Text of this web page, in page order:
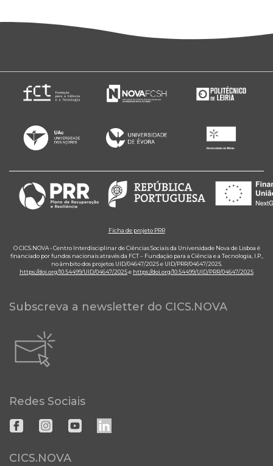
Ficha de projeto PRR
O CICS.NOVA - Centro Interdisciplinar de Ciências Sociais da Universidade Nova de Lisboa é
financiado por fundos nacionais através da FCT – Fundação para a Ciência e a Tecnologia, I.P.,
no âmbito dos projetos UID/04647/2025 e UID/PRR/04647/2025.
https://doi.org/10.54499/UID/04647/2025e https://doi.org/10.54499/UID/PRR/04647/2025
Subscreva a newsletter do CICS.NOVA
Redes Sociais
CICS.NOVA